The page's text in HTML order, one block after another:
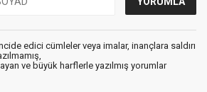
edici cümleler veya imalar, inançlara saldırı
ve büyük harflerle yazılmış yorumlar